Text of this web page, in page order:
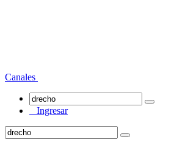
Canales
Ingresar